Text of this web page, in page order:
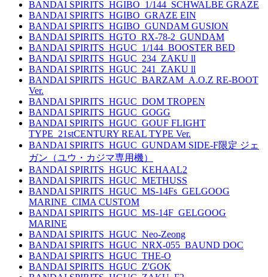
BANDAI SPIRITS_HGIBO_1/144_SCHWALBE GRAZE
BANDAI SPIRITS_HGIBO_GRAZE EIN
BANDAI SPIRITS_HGIBO_GUNDAM GUSION
BANDAI SPIRITS_HGTO_RX-78-2_GUNDAM
BANDAI SPIRITS_HGUC_1/144_BOOSTER BED
BANDAI SPIRITS_HGUC_234_ZAKU ll
BANDAI SPIRITS_HGUC_241_ZAKU ll
BANDAI SPIRITS_HGUC_BARZAM_A.O.Z RE-BOOT
Ver.
BANDAI SPIRITS_HGUC_DOM TROPEN
BANDAI SPIRITS_HGUC_GOGG
BANDAI SPIRITS_HGUC_GOUF FLIGHT
TYPE_21stCENTURY REAL TYPE Ver.
BANDAI SPIRITS_HGUC_GUNDAM SIDE-F限定 ジェ
ガン（ユウ・カジマ専用機）
BANDAI SPIRITS_HGUC_KEHAAL2
BANDAI SPIRITS_HGUC_METHUSS
BANDAI SPIRITS_HGUC_MS-14Fs_GELGOOG
MARINE_CIMA CUSTOM
BANDAI SPIRITS_HGUC_MS-14F_GELGOOG
MARINE
BANDAI SPIRITS_HGUC_Neo-Zeong
BANDAI SPIRITS_HGUC_NRX-055_BAUND DOC
BANDAI SPIRITS_HGUC_THE-O
BANDAI SPIRITS_HGUC_Z'GOK